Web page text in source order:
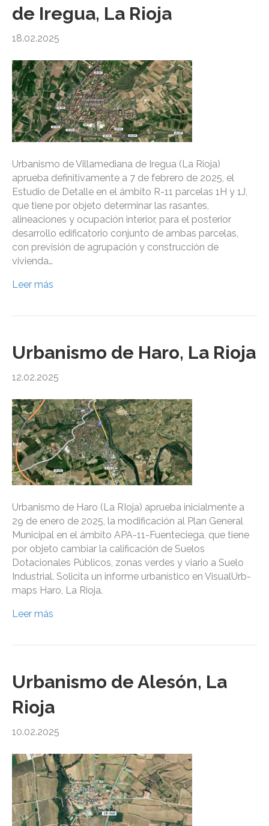
de Iregua, La Rioja
18.02.2025
Urbanismo de Villamediana de Iregua (La Rioja)
aprueba definitivamente a 7 de febrero de 2025, el
Estudio de Detalle en el ámbito R-11 parcelas 1H y 1J,
que tiene por objeto determinar las rasantes,
alineaciones y ocupación interior, para el posterior
desarrollo edificatorio conjunto de ambas parcelas,
con previsión de agrupación y construcción de
vivienda…
Leer más
Urbanismo de Haro, La Rioja
12.02.2025
Urbanismo de Haro (La RIoja) aprueba inicialmente a
29 de enero de 2025, la modificación al Plan General
Municipal en el ámbito APA-11-Fuenteciega, que tiene
por objeto cambiar la calificación de Suelos
Dotacionales Públicos, zonas verdes y viario a Suelo
Industrial. Solicita un informe urbanístico en VisualUrb-
maps Haro, La Rioja.
Leer más
Urbanismo de Alesón, La
Rioja
10.02.2025